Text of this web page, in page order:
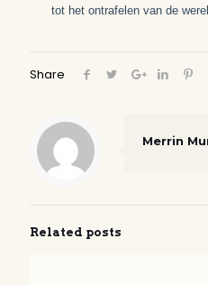
tot het ontrafelen van de
Share
Merrin
Related posts